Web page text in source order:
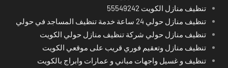
تنظيف منازل الكويت 55549242
تنظيف منازل حولي 24 ساعة خدمة تنظيف المساجد في حولي
تنظيف منازل حولي شركة تنظيف منازل حولي الكويت
تنظيف منازل وتعقيم فوري قريب على موقعي الكويت
تنظيف و غسيل واجهات مباني و عمارات وابراج بالكويت